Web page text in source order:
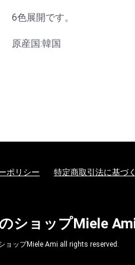
6色展開です。
原産国:韓国
ポリシー 特定商取引法に基づ
ショップMiele
ョップMiele Ami all rights reserved.